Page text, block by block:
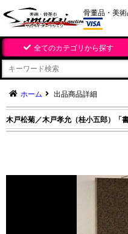
骨董品・美
全てのカテゴリから探す
ホーム 出品商品詳細
木戸松菊／木戸孝允（桂小五郎）